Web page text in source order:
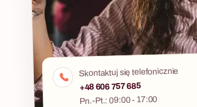
Skontaktuj się telefonicznie
+48 606 757 685
Pn.-Pt.: 09:00 - 17:00